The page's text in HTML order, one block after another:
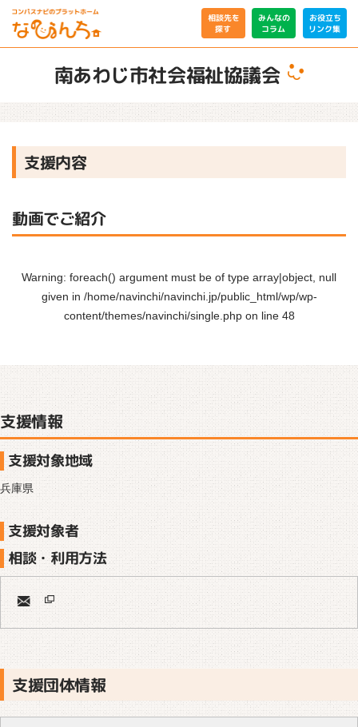
相談先を
探す
みんなの
コラム
お役立ち
リンク集
南あわじ市社会福祉協議会
支援内容
動画でご紹介
Warning: foreach() argument must be of type array|object, null
given in /home/navinchi/navinchi.jp/public_html/wp/wp-
content/themes/navinchi/single.phpon line 48
支援情報
支援対象地域
兵庫県
支援対象者
相談・利用方法
支援団体情報